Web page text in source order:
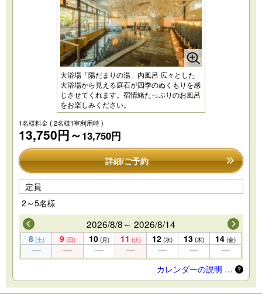
大浴場「陽だまりの湯」内風呂 広々とした
大浴場から見える庭石が四季のぬくもりを感
じさせてくれます。宿情緒たっぷりのお風呂
をお楽しみください。
1名様料金( 2名様1室利用時 )
13,750円～13,750円
詳細/ご予約
定員
2～5名様
2026/8/8～ 2026/8/14
8 (土) 9 (日) 10 (月) 11 (火) 12 (水) 13 (木) 14 (金)
カレンダーの説明 …